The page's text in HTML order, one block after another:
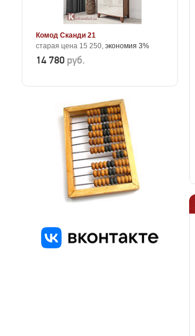
Комод Сканди 21
старая цена 15 250, экономия 3%
14 780 руб.